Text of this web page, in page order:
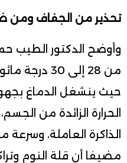
تحذير من الجفاف ومن
وأوضح الدكتور الطيب
من 28 إلى 30
حيث ينشغل الدماغ
الحرارة الزائدة من
الذاكرة العاملة، وسرعة
مضيفا أن قلة النوم